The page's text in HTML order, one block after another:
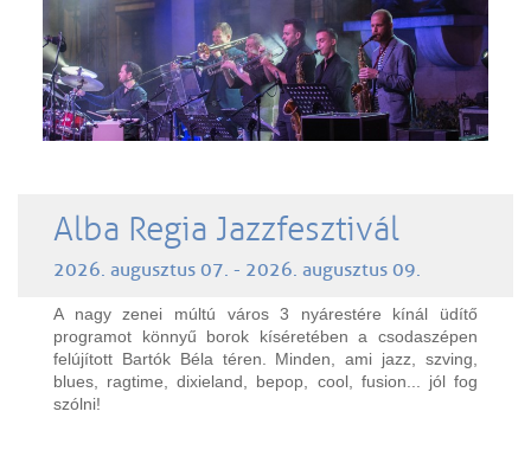
Alba Regia Jazzfesztivál
2026. augusztus 07. - 2026. augusztus 09.
A nagy zenei múltú város 3 nyárestére kínál üdítő
programot könnyű borok kíséretében a csodaszépen
felújított Bartók Béla téren. Minden, ami jazz, szving,
blues, ragtime, dixieland, bepop, cool, fusion... jól fog
szólni!